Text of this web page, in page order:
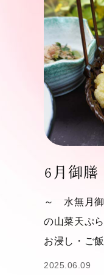
6月御
～ 水無月
の山菜天ぷ
お浸し・ご
2025.06.09